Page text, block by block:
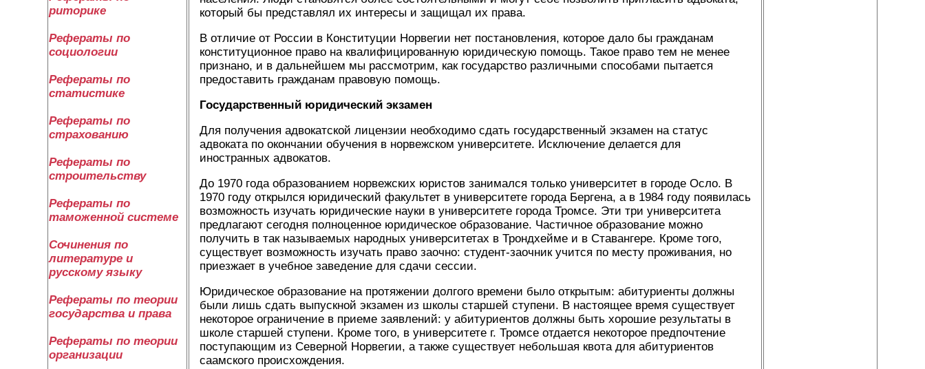
риторике
Рефераты по
социологии
Рефераты по
статистике
Рефераты по
страхованию
Рефераты по
строительству
Рефераты по
таможенной системе
Сочинения по
литературе и
русскому языку
Рефераты по теории
государства и права
Рефераты по теории
организации
который бы представлял их интересы и защищал их права.
В отличие от России в Конституции Норвегии нет постановления, которое дало бы гражданам
конституционное право на квалифицированную юридическую помощь. Такое право тем не менее
признано, и в дальнейшем мы рассмотрим, как государство различными способами пытается
предоставить гражданам правовую помощь.
Государственный юридический экзамен
Для получения адвокатской лицензии необходимо сдать государственный экзамен на статус
адвоката по окончании обучения в норвежском университете. Исключение делается для
иностранных адвокатов.
До 1970 года образованием норвежских юристов занимался только университет в городе Осло. В
1970 году открылся юридический факультет в университете города Бергена, а в 1984 году появилась
возможность изучать юридические науки в университете города Тромсе. Эти три университета
предлагают сегодня полноценное юридическое образование. Частичное образование можно
получить в так называемых народных университетах в Трондхейме и в Ставангере. Кроме того,
существует возможность изучать право заочно: студент-заочник учится по месту проживания, но
приезжает в учебное заведение для сдачи сессии.
Юридическое образование на протяжении долгого времени было открытым: абитуриенты должны
были лишь сдать выпускной экзамен из школы старшей ступени. В настоящее время существует
некоторое ограничение в приеме заявлений: у абитуриентов должны быть хорошие результаты в
школе старшей ступени. Кроме того, в университете г. Тромсе отдается некоторое предпочтение
поступающим из Северной Норвегии, а также существует небольшая квота для абитуриентов
саамского происхождения.